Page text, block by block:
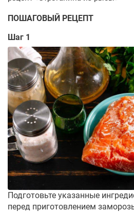
ПОШАГОВЫЙ РЕЦЕПТ
Шаг 1
Подготовьте указанные
перед приготовлением